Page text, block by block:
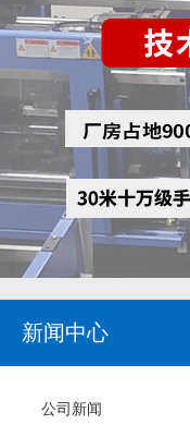
新闻中心
公司新闻